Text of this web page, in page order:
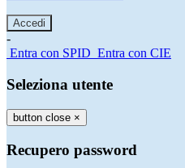
-
Entra con SPID Entra con CIE
Seleziona utente
button close ×
Recupero password